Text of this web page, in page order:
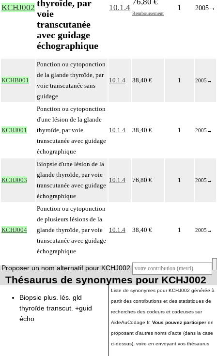
KCHJ002 thyroïde, par
voie
transcutanée
avec guidage
échographique
10.1.4
Remboursement
1 2005→
KCHB001
Ponction ou cytoponction
de la glande thyroïde, par
voie transcutanée sans
guidage
10.1.4 38,40 € 1 2005 →
KCHJ001
Ponction ou cytoponction
d'une lésion de la glande
thyroïde, par voie
transcutanée avec guidage
échographique
10.1.4 38,40 € 1 2005 →
KCHJ003
Biopsie d'une lésion de la
glande thyroïde, par voie
transcutanée avec guidage
échographique
10.1.4 76,80 € 1 2005 →
KCHJ004
Ponction ou cytoponction
de plusieurs lésions de la
glande thyroïde, par voie
transcutanée avec guidage
échographique
10.1.4 38,40 € 1 2005 →
Proposer un nom alternatif pour KCHJ002
Thésaurus de synonymes pour KCHJ002
Biopsie plus. lés. gld
thyroïde transcut. +guid
écho
Liste de synonymes pour KCHJ002 générée à
partir des contributions et des statistiques de
recherches des codeurs et codeuses sur
AideAuCodage.fr. Vous pouvez participer en
proposant d'autres noms d'acte (dans la case
ci-dessus), voire en envoyant vos thésaurus